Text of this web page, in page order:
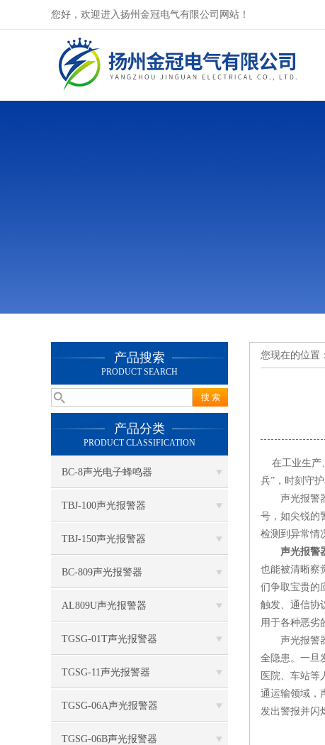
您好，欢迎进入扬州金冠电气有限公司网站！
产品搜索
PRODUCT SEARCH
产品分类
PRODUCT CLASSIFICATION
BC-8声光电子蜂鸣器
TBJ-100声光报警器
TBJ-150声光报警器
BC-809声光报警器
AL809U声光报警器
TGSG-01T声光报警器
TGSG-11声光报警器
TGSG-06A声光报警器
TGSG-06B声光报警器
您现在的位置：
在工业生产
兵”，时刻守
声光报警器
号，如尖锐的
检测到异常情
声光报警
也能被清晰察
们争取宝贵的
触发、通信协
用于各种恶劣
声光报警器
全隐患。一旦
医院、车站等
通运输领域，
发出警报并闪